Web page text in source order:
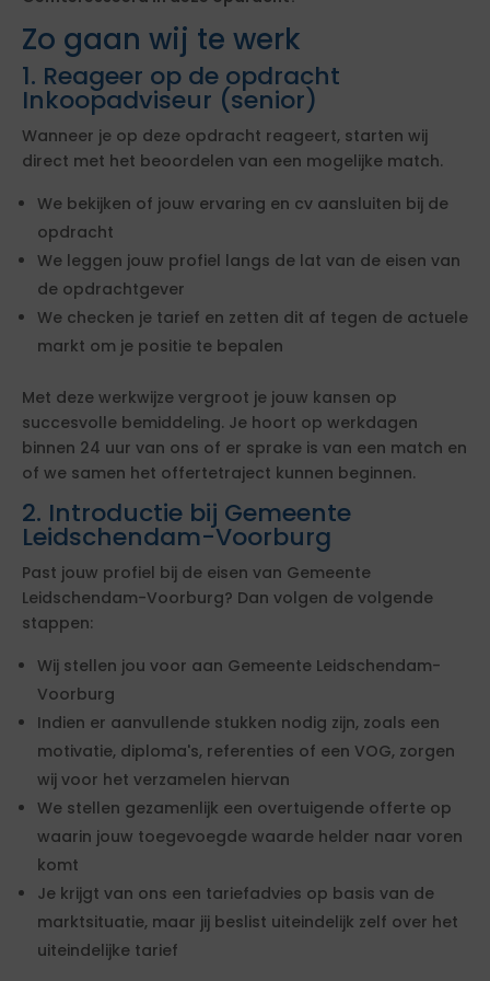
Zo gaan wij te werk
1. Reageer op de opdracht
Inkoopadviseur (senior)
Wanneer je op deze opdracht reageert, starten wij
direct met het beoordelen van een mogelijke match.
We bekijken of jouw ervaring en cv aansluiten bij de
opdracht
We leggen jouw profiel langs de lat van de eisen van
de opdrachtgever
We checken je tarief en zetten dit af tegen de actuele
markt om je positie te bepalen
Met deze werkwijze vergroot je jouw kansen op
succesvolle bemiddeling. Je hoort op werkdagen
binnen 24 uur van ons of er sprake is van een match en
of we samen het offertetraject kunnen beginnen.
2. Introductie bij Gemeente
Leidschendam-Voorburg
Past jouw profiel bij de eisen van Gemeente
Leidschendam-Voorburg? Dan volgen de volgende
stappen:
Wij stellen jou voor aan Gemeente Leidschendam-
Voorburg
Indien er aanvullende stukken nodig zijn, zoals een
motivatie, diploma's, referenties of een VOG, zorgen
wij voor het verzamelen hiervan
We stellen gezamenlijk een overtuigende offerte op
waarin jouw toegevoegde waarde helder naar voren
komt
Je krijgt van ons een tariefadvies op basis van de
marktsituatie, maar jij beslist uiteindelijk zelf over het
uiteindelijke tarief